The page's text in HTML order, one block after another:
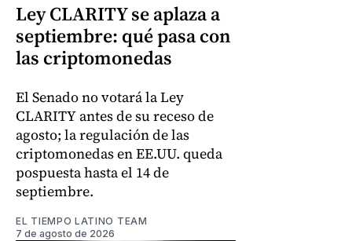
Ley CLARITY se aplaza a
septiembre: qué pasa con
las criptomonedas
El Senado no votará la Ley
CLARITY antes de su receso de
agosto; la regulación de las
criptomonedas en EE.UU. queda
pospuesta hasta el 14 de
septiembre.
EL TIEMPO LATINO TEAM
7 de agosto de 2026